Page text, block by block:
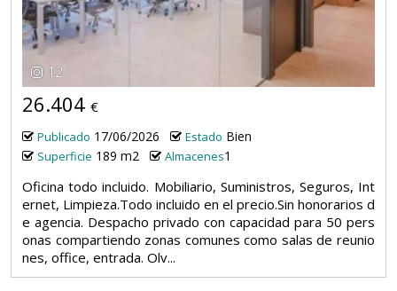
12
26.404 €
Publicado 17/06/2026 Estado Bien
Superficie 189 m2 Almacenes1
Oficina todo incluido. Mobiliario, Suministros, Seguros, Int
ernet, Limpieza.Todo incluido en el precio.Sin honorarios d
e agencia. Despacho privado con capacidad para 50 pers
onas compartiendo zonas comunes como salas de reunio
nes, office, entrada. Olv...